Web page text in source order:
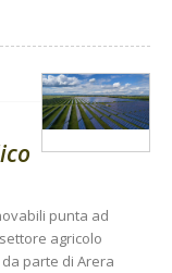
punta ad
agricolo
parte di Arera